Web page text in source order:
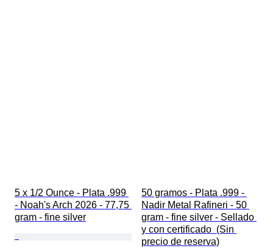
5 x 1/2 Ounce - Plata .999
- Noah's Arch 2026 - 77,75
gram - fine silver
50 gramos - Plata .999 -
Nadir Metal Rafineri - 50
gram - fine silver - Sellado
y con certificado  (Sin
precio de reserva)